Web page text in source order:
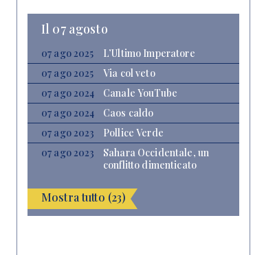
Il 07 agosto
07 ago 2025
L’Ultimo Imperatore
07 ago 2025
Via col veto
07 ago 2024
Canale YouTube
07 ago 2024
Caos caldo
07 ago 2023
Pollice Verde
07 ago 2023
Sahara Occidentale, un
conflitto dimenticato
Mostra tutto (23)